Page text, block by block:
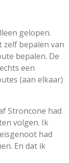
gelopen.
zelf bepalen van
bepalen. De
een
(aan elkaar)
Stroncone had
volgen. Ik
had
En dat ik